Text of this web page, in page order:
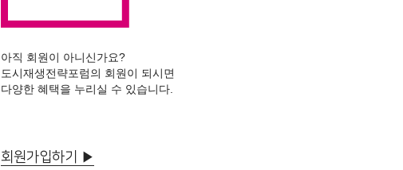
아직 회원이 아니신가요?
도시재생전략포럼의 회원이 되시면
다양한 혜택을 누리실 수 있습니다.
회원가입하기 ▶